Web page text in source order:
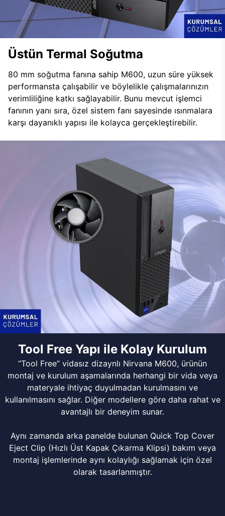
Üstün Termal Soğutma
80 mm soğutma fanına sahip M600, uzun süre yüksek
performansta çalışabilir ve böylelikle çalışmalarınızın
verimliliğine katkı sağlayabilir. Bunu mevcut işlemci
fanının yanı sıra, özel sistem fanı sayesinde ısınmalara
karşı dayanıklı yapısı ile kolayca gerçekleştirebilir.
Tool Free Yapı ile Kolay Kurulum
“Tool Free” vidasız dizaynlı Nirvana M600, ürünün
montaj ve kurulum aşamalarında herhangi bir vida veya
materyale ihtiyaç duyulmadan kurulmasını ve
kullanılmasını sağlar. Diğer modellere göre daha rahat ve
avantajlı bir deneyim sunar.
Aynı zamanda arka panelde bulunan Quick Top Cover
Eject Clip (Hızlı Üst Kapak Çıkarma Klipsi) bakım veya
montaj işlemlerinde aynı kolaylığı sağlamak için özel
olarak tasarlanmıştır.